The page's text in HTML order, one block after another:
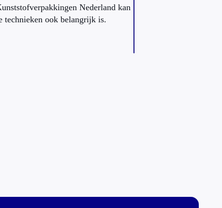
Nederland kan
technieken ook belangrijk is.